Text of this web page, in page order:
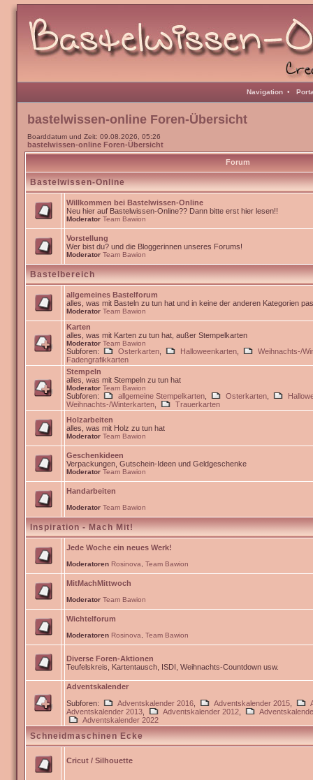
Navigation •
bastelwissen-online Foren-Übersicht
Boarddatum und Zeit: 09.08.2026, 05:26
bastelwissen-online Foren-Übersicht
Forum
Bastelwissen-Online
Willkommen bei Bastelwissen-Online
Neu hier auf Bastelwissen-Online?? Dann bitte erst hier lesen!!
Moderator Team Bawion
Vorstellung
Wer bist du? und die Bloggerinnen unseres Forums!
Moderator Team Bawion
Bastelbereich
allgemeines Bastelforum
alles, was mit Basteln zu tun hat und in keine der anderen Kategorien
Moderator Team Bawion
Karten
alles, was mit Karten zu tun hat, außer Stempelkarten
Moderator Team Bawion
Subforen: Osterkarten Halloweenkarten
Weihnachts-/
Fadengrafikkarten
Stempeln
alles, was mit Stempeln zu tun hat
Moderator Team Bawion
Subforen: allgemeine Stempelkarten Osterkarten
Weihnachts-/Winterkarten
Trauerkarten
Holzarbeiten
alles, was mit Holz zu tun hat
Moderator Team Bawion
Geschenkideen
Verpackungen, Gutschein-Ideen und Geldgeschenke
Moderator Team Bawion
Handarbeiten
Moderator Team Bawion
Inspiration - Mach Mit!
Jede Woche ein neues Werk!
Moderatoren Rosinova Team Bawion
MitMachMittwoch
Moderator Team Bawion
Wichtelforum
Moderatoren Rosinova Team Bawion
Diverse Foren-Aktionen
Teufelskreis, Kartentausch, ISDI, Weihnachts-Countdown usw.
Adventskalender
Subforen:
Adventskalender 2016 Adventskalender 2015
Adventskalender 2013
Adventskalender 2012
Adventskalender 2022
Schneidmaschinen Ecke
Cricut / Silhouette